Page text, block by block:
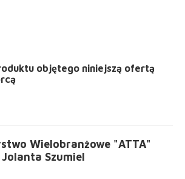
objętego niniejszą ofertą
Wielobranżowe "ATTA"
Jolanta Szumiel